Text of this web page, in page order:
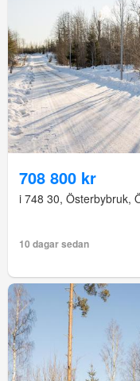
708 800 kr
i 748 30, Österbybruk,
10 dagar sedan